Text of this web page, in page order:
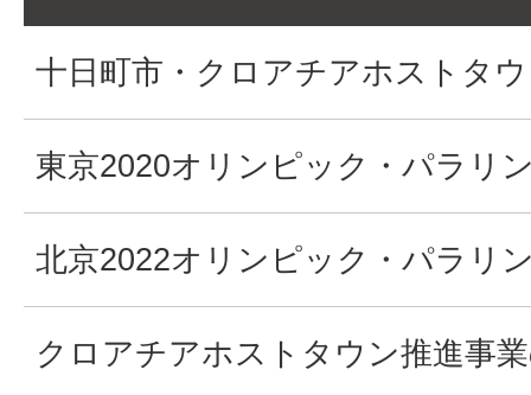
十日町市・クロアチアホストタ
東京2020オリンピック・パラリ
北京2022オリンピック・パラリ
クロアチアホストタウン推進事